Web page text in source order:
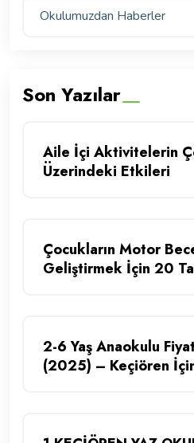
Okulumuzdan Haberler
Son Yazılar
Aile İçi Aktivitelerin
Üzerindeki Etkileri
Çocukların Motor
Geliştirmek İçin 20
2-6 Yaş Anaokulu
(2025) – Keçiören